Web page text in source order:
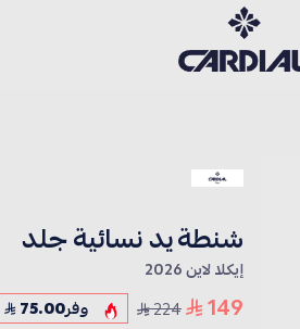
كارديــال
شنطة يد نسائية جلد
إيكلا لاين 2026
149
224 وفر75.00